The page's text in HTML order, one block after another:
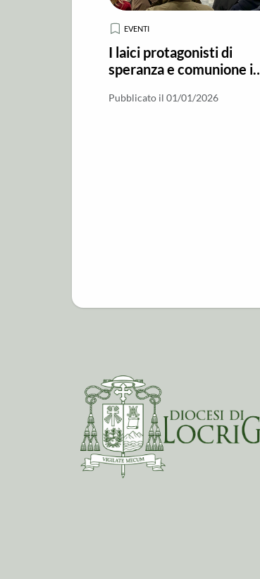
EVENTI
I laici protagonisti di
speranza e comunione in
del Giubileo a Locri
Pubblicato il 01/01/2026